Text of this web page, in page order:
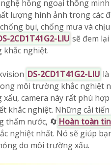
nghệ hồng ngoại thông
lượng hình ảnh trong các
bụi, chống mưa và
2CD1T41G2-LIU sẽ đem
nghiệt.
DS-2CD1T41G2-LIU
môi trường khắc nghiệt
camera này rất phù
khắc nghiệt. Những cải
thấm nước, 🔄 Hoàn toàn
nghiệt nhất. Nó sẽ giúp
do môi trường xấu.